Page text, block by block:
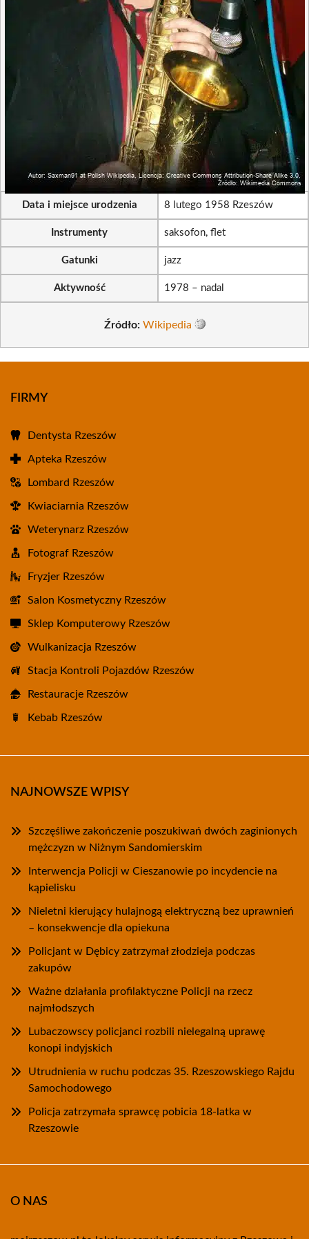
Data i miejsce urodzenia 8 lutego 1958 Rzeszów
Instrumenty saksofon, flet
Gatunki jazz
Aktywność 1978 – nadal
Źródło: Wikipedia
FIRMY
Dentysta Rzeszów
Apteka Rzeszów
Lombard Rzeszów
Kwiaciarnia Rzeszów
Weterynarz Rzeszów
Fotograf Rzeszów
Fryzjer Rzeszów
Salon Kosmetyczny Rzeszów
Sklep Komputerowy Rzeszów
Wulkanizacja Rzeszów
Stacja Kontroli Pojazdów Rzeszów
Restauracje Rzeszów
Kebab Rzeszów
NAJNOWSZE WPISY
Szczęśliwe zakończenie poszukiwań dwóch zaginionych
mężczyzn w Niżnym Sandomierskim
Interwencja Policji w Cieszanowie po incydencie na
kąpielisku
Nieletni kierujący hulajnogą elektryczną bez uprawnień
– konsekwencje dla opiekuna
Policjant w Dębicy zatrzymał złodzieja podczas
zakupów
Ważne działania profilaktyczne Policji na rzecz
najmłodszych
Lubaczowscy policjanci rozbili nielegalną uprawę
konopi indyjskich
Utrudnienia w ruchu podczas 35. Rzeszowskiego Rajdu
Samochodowego
Policja zatrzymała sprawcę pobicia 18-latka w
Rzeszowie
O NAS